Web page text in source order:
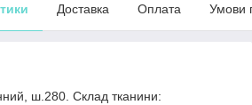
Доставка Оплата Умови
ш.280. Склад тканини: